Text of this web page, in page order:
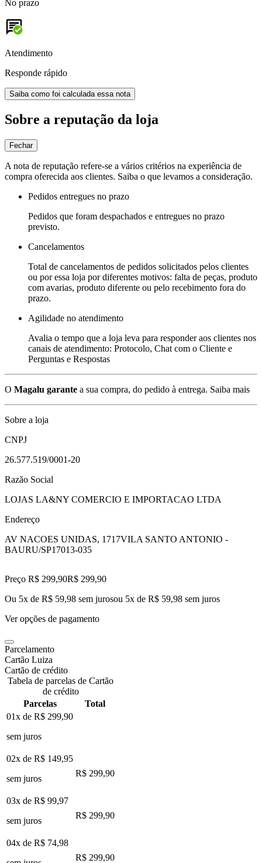
No prazo
Atendimento
Responde rápido
Saiba como foi calculada essa nota
Sobre a reputação da loja
Fechar
A nota de reputação refere-se a vários critérios na experiência de
compra oferecida aos clientes. Saiba o que levamos a consideração.
Pedidos entregues no prazo
Pedidos que foram despachados e entregues no prazo
previsto.
Cancelamentos
Total de cancelamentos de pedidos solicitados pelos clientes
ou por essa loja por diferentes motivos: falta de peças, produto
com avarias, produto diferente ou pelo recebimento fora do
prazo.
Agilidade no atendimento
Avalia o tempo que a loja leva para responder aos clientes nos
canais de atendimento: Protocolo, Chat com o Cliente e
Perguntas e Respostas
O Magalu garante a sua compra, do pedido à entrega. Saiba mais
Sobre a loja
CNPJ
26.577.519/0001-20
Razão Social
LOJAS LA&NY COMERCIO E IMPORTACAO LTDA
Endereço
AV NACOES UNIDAS, 1717VILA SANTO ANTONIO -
BAURU/SP17013-035
Preço R$ 299,90R$ 299,90
Ou 5x de R$ 59,98 sem jurosou 5x de R$ 59,98 sem juros
Ver opções de pagamento
Parcelamento
Cartão Luiza
Cartão de crédito
Tabela de parcelas de Cartão
de crédito
Parcelas
Total
01x de R$ 299,90
sem juros
02x de R$ 149,95
sem juros
R$ 299,90
03x de R$ 99,97
sem juros
R$ 299,90
04x de R$ 74,98
R$ 299,90